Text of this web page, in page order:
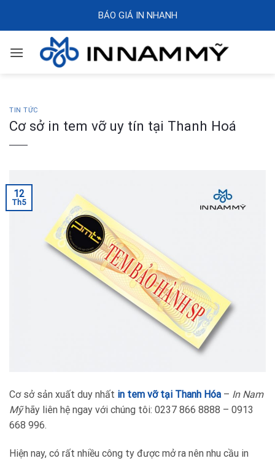
BÁO GIÁ IN NHANH
TIN TỨC
Cơ sở in tem vỡ uy tín tại Thanh Hoá
12
Th5
Cơ sở sản xuất duy nhất in tem vỡ tại Thanh Hóa – In Nam
Mỹhãy liên hệ ngay với chúng tôi: 0237 866 8888 – 0913
668 996.
Hiện nay, có rất nhiều công ty được mở ra nên nhu cầu in